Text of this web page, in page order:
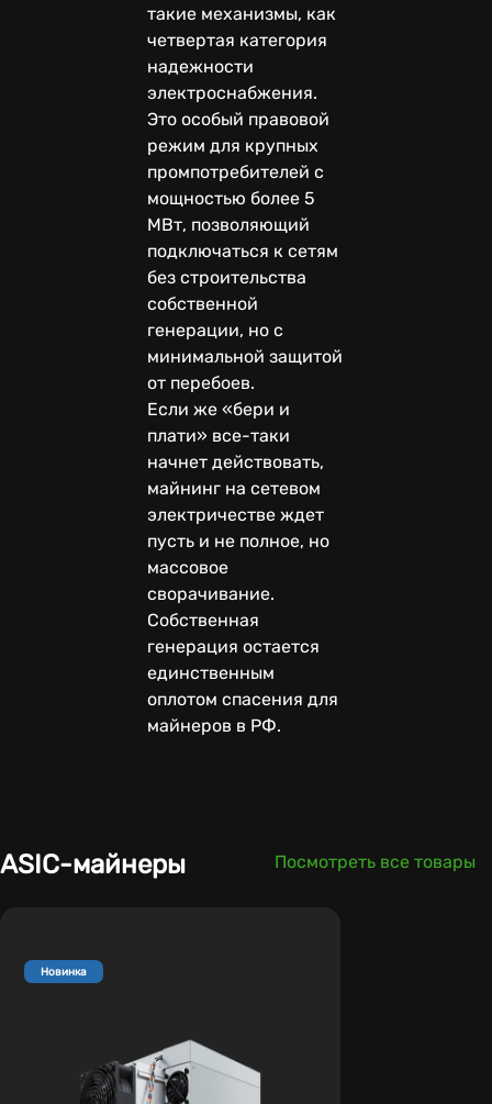
такие механизмы, как
четвертая категория
надежности
электроснабжения.
Это особый правовой
режим для крупных
промпотребителей с
мощностью более 5
МВт, позволяющий
подключаться к сетям
без строительства
собственной
генерации, но с
минимальной защитой
от перебоев.
Если же «бери и
плати» все-таки
начнет действовать,
майнинг на сетевом
электричестве ждет
пусть и не полное, но
массовое
сворачивание.
Собственная
генерация остается
единственным
оплотом спасения для
майнеров в РФ.
ASIC-майнеры Посмотреть все товары
Новинка